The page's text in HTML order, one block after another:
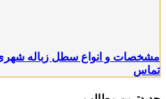
تماس